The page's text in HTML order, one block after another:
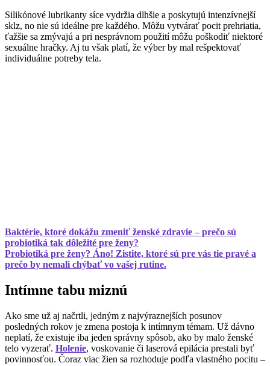
Silikónové lubrikanty síce vydržia dlhšie a poskytujú intenzívnejší
sklz, no nie sú ideálne pre každého. Môžu vytvárať pocit prehriatia,
ťažšie sa zmývajú a pri nesprávnom použití môžu poškodiť niektoré
sexuálne hračky. Aj tu však platí, že výber by mal rešpektovať
individuálne potreby tela.
Baktérie, ktoré dokážu zmeniť ženské zdravie – prečo sú
probiotiká tak dôležité pre ženy?
Probiotiká pre ženy? Áno! Zistite, ktoré sú pre vás tie pravé a
prečo by nemali chýbať vo vašej rutine.
Intímne tabu miznú
Ako sme už aj načrtli, jedným z najvýraznejších posunov
posledných rokov je zmena postoja k intímnym témam. Už dávno
neplatí, že existuje iba jeden správny spôsob, ako by malo ženské
telo vyzerať. Holenie, voskovanie či laserová epilácia prestali byť
povinnosťou. Čoraz viac žien sa rozhoduje podľa vlastného pocitu –